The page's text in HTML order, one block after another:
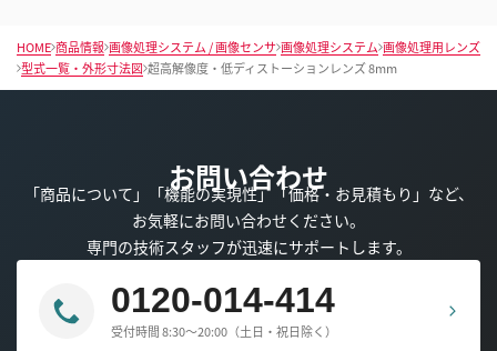
HOME 商品情報 画像処理システム / 画像センサ 画像処理システム 画像処理用レンズ
型式一覧・外形寸法図 超高解像度・低ディストーションレンズ 8mm
お問い合わせ
「商品について」「機能の実現性」「価格・お見積もり」など、
お気軽にお問い合わせください。
専門の技術スタッフが迅速にサポートします。
0120-014-414
受付時間 8:30～20:00（土日・祝日除く）